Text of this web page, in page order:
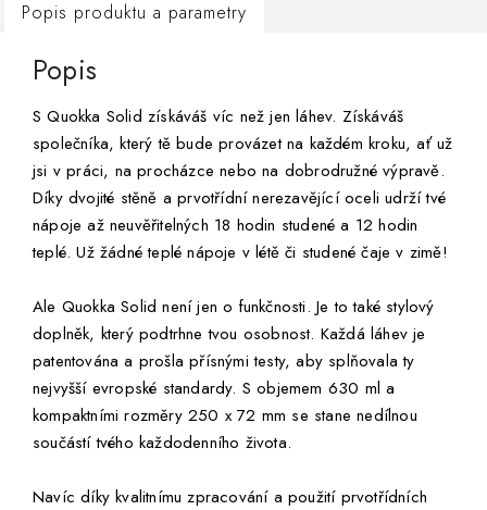
Popis produktu a parametry
Popis
S Quokka Solid získáváš víc než jen láhev. Získáváš
společníka, který tě bude provázet na každém kroku, ať už
jsi v práci, na procházce nebo na dobrodružné výpravě.
Díky dvojité stěně a prvotřídní nerezavějící oceli udrží tvé
nápoje až neuvěřitelných 18 hodin studené a 12 hodin
teplé. Už žádné teplé nápoje v létě či studené čaje v zimě!
Ale Quokka Solid není jen o funkčnosti. Je to také stylový
doplněk, který podtrhne tvou osobnost. Každá láhev je
patentována a prošla přísnými testy, aby splňovala ty
nejvyšší evropské standardy. S objemem 630 ml a
kompaktními rozměry 250 x 72 mm se stane nedílnou
součástí tvého každodenního života.
Navíc díky kvalitnímu zpracování a použití prvotřídních